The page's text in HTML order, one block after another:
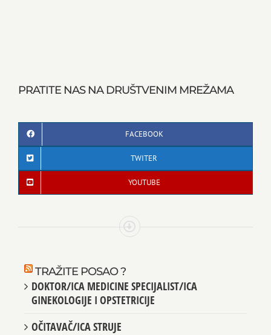
PRATITE NAS NA DRUŠTVENIM MREŽAMA
FACEBOOK
TWITER
YOUTUBE
TRAŽITE POSAO ?
DOKTOR/ICA MEDICINE SPECIJALIST/ICA
GINEKOLOGIJE I OPSTETRICIJE
OČITAVAČ/ICA STRUJE